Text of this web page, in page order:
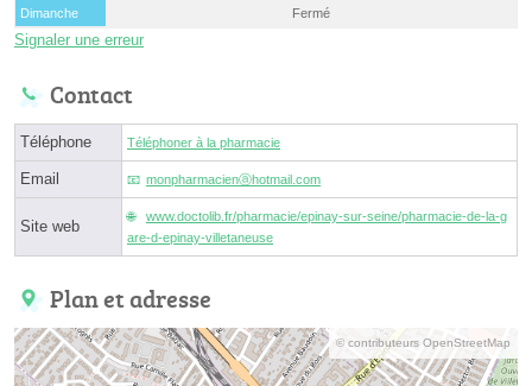
Dimanche
Fermé
Signaler une erreur
Contact
Téléphone Téléphoner à la pharmacie
Email monpharmacienⓐhotmail.com
Site web
www.doctolib.fr/pharmacie/epinay-sur-seine/pharmacie-de-la-g
are-d-epinay-villetaneuse
Plan et adresse
© contributeurs OpenStreetMap